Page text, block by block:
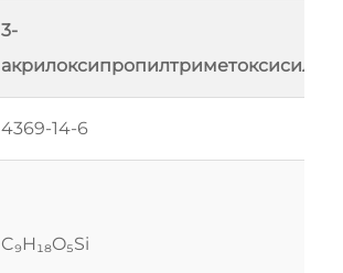
3-
акрилоксипропилтриметоксисилан
4369-14-6
C₉H₁₈O₅Si